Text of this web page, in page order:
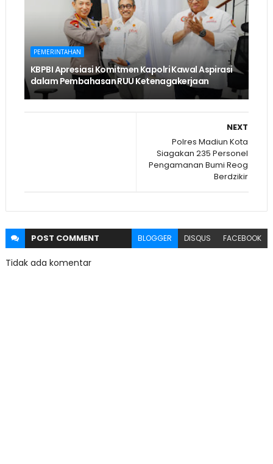
PEMERINTAHAN
KBPBI Apresiasi Komitmen Kapolri Kawal Aspirasi
dalam Pembahasan RUU Ketenagakerjaan
NEXT
Polres Madiun Kota
Siagakan 235 Personel
Pengamanan Bumi Reog
Berdzikir
POST COMMENT BLOGGER DISQUS FACEBOOK
Tidak ada komentar